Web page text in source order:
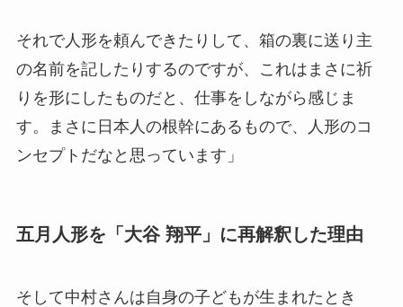
それで人形を頼んできたりして、箱の裏に送り主
の名前を記したりするのですが、これはまさに祈
りを形にしたものだと、仕事をしながら感じま
す。まさに日本人の根幹にあるもので、人形のコ
ンセプトだなと思っています」
五月人形を「大谷 翔平」に再解釈した理由
そして中村さんは自身の子どもが生まれたとき